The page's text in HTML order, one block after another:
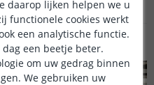
daarop lijken helpen we u
functionele cookies werkt
een analytische functie.
een beetje beter.
om uw gedrag binnen
We gebruiken uw